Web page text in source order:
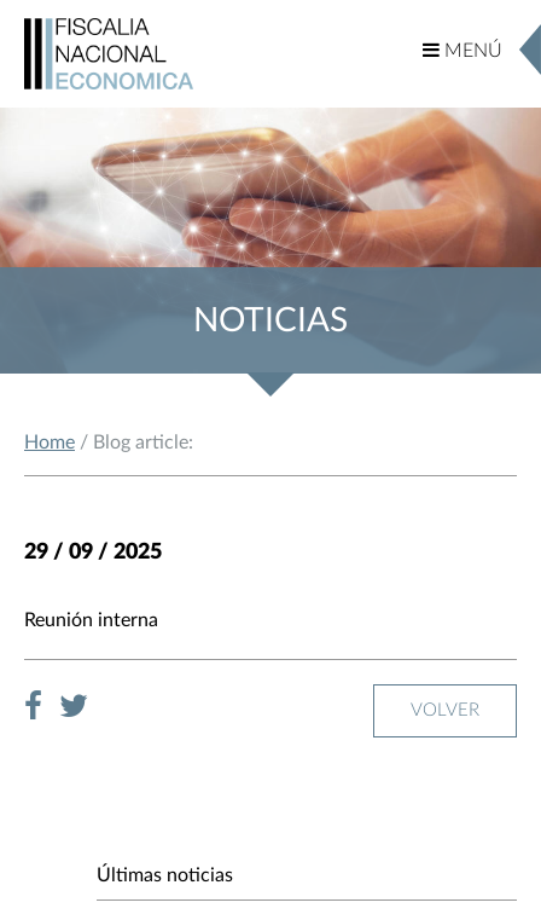
MENÚ
MENÚ
NOTICIAS
Home / Blog article:
29 / 09 / 2025
Reunión interna
VOLVER
Últimas noticias